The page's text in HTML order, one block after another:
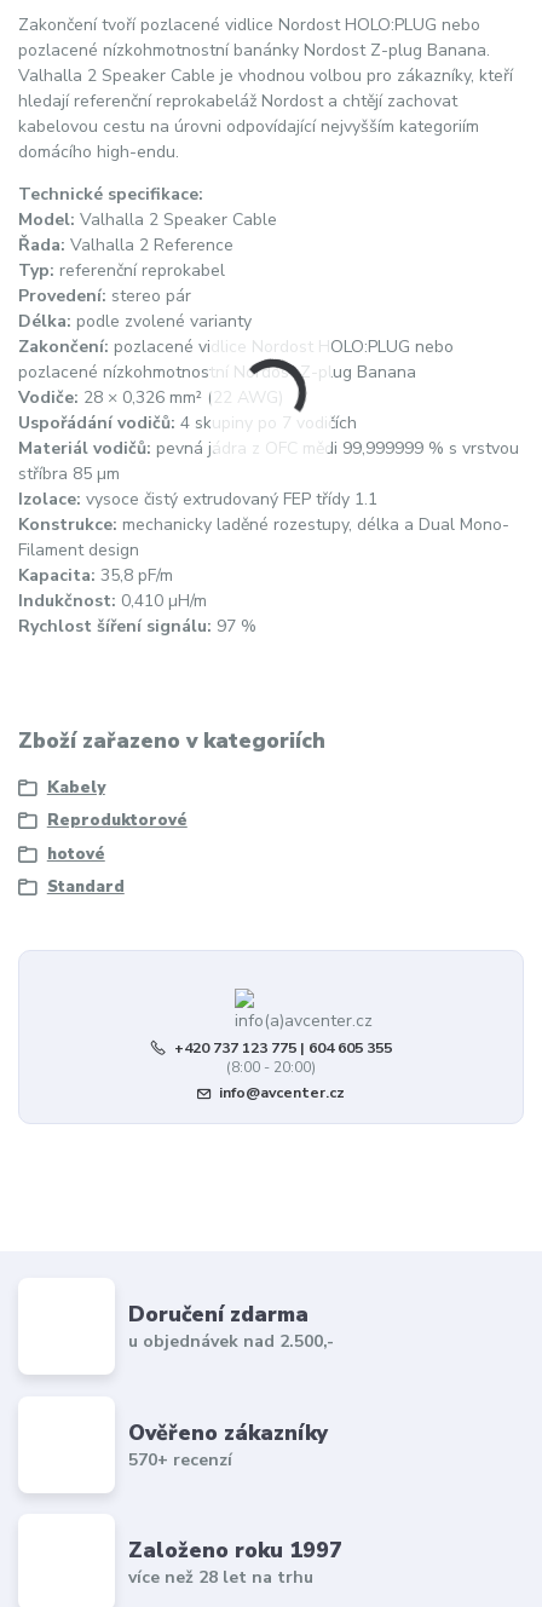
Zakončení tvoří pozlacené vidlice Nordost HOLO:PLUG nebo
pozlacené nízkohmotnostní banánky Nordost Z-plug Banana.
Valhalla 2 Speaker Cable je vhodnou volbou pro zákazníky, kteří
hledají referenční reprokabeláž Nordost a chtějí zachovat
kabelovou cestu na úrovni odpovídající nejvyšším kategoriím
domácího high-endu.
Technické specifikace:
Model: Valhalla 2 Speaker Cable
Řada: Valhalla 2 Reference
Typ: referenční reprokabel
Provedení: stereo pár
Délka: podle zvolené varianty
Zakončení: pozlacené vidlice Nordost HOLO:PLUG nebo
pozlacené nízkohmotnostní Nordost Z-plug Banana
Vodiče: 28 × 0,326 mm² (22 AWG)
Uspořádání vodičů: 4 skupiny po 7 vodičích
Materiál vodičů: pevná jádra z OFC mědi 99,999999 % s vrstvou
stříbra 85 µm
Izolace: vysoce čistý extrudovaný FEP třídy 1.1
Konstrukce: mechanicky laděné rozestupy, délka a Dual Mono-
Filament design
Kapacita: 35,8 pF/m
Indukčnost: 0,410 µH/m
Rychlost šíření signálu: 97 %
Zboží zařazeno v kategoriích
Kabely
Reproduktorové
hotové
Standard
+420 737 123 775 | 604 605 355
(8:00 - 20:00)
info@avcenter.cz
Doručení zdarma
u objednávek nad 2.500,-
Ověřeno zákazníky
570+ recenzí
Založeno roku 1997
více než 28 let na trhu